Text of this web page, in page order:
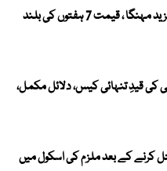
عالمی مارکیٹ میں سونا مزید مہنگا ، قیمت 7 ہفتوں کی بلند
کی قیدِ تنہائی کیس، دلائل مکمل،
کرنے کے بعد ملزم کی اسکول میں